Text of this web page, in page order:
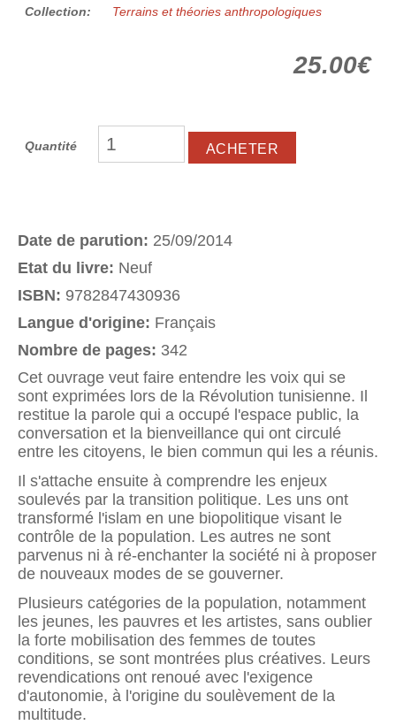
Collection: Terrains et théories anthropologiques
25.00€
Quantité
Date de parution: 25/09/2014
Etat du livre: Neuf
ISBN: 9782847430936
Langue d'origine: Français
Nombre de pages: 342
Cet ouvrage veut faire entendre les voix qui se
sont exprimées lors de la Révolution tunisienne. Il
restitue la parole qui a occupé l'espace public, la
conversation et la bienveillance qui ont circulé
entre les citoyens, le bien commun qui les a réunis.
Il s'attache ensuite à comprendre les enjeux
soulevés par la transition politique. Les uns ont
transformé l'islam en une biopolitique visant le
contrôle de la population. Les autres ne sont
parvenus ni à ré-enchanter la société ni à proposer
de nouveaux modes de se gouverner.
Plusieurs catégories de la population, notamment
les jeunes, les pauvres et les artistes, sans oublier
la forte mobilisation des femmes de toutes
conditions, se sont montrées plus créatives. Leurs
revendications ont renoué avec l'exigence
d'autonomie, à l'origine du soulèvement de la
multitude.